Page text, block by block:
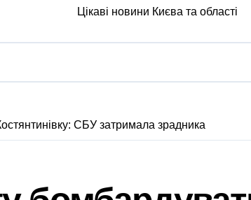
понад пів мільйона гривень під час
працюють над наслідками масованої
гриф з Німеччини ледве в survivors after
исследования
Цікаві новини Києва та області
СБУ затримала зрадника